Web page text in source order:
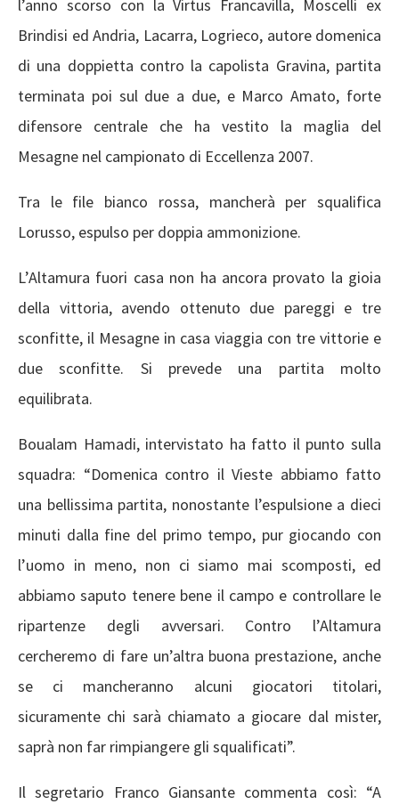
l’anno scorso con la Virtus Francavilla, Moscelli ex
Brindisi ed Andria, Lacarra, Logrieco, autore domenica
di una doppietta contro la capolista Gravina, partita
terminata poi sul due a due, e Marco Amato, forte
difensore centrale che ha vestito la maglia del
Mesagne nel campionato di Eccellenza 2007.
Tra le file bianco rossa, mancherà per squalifica
Lorusso, espulso per doppia ammonizione.
L’Altamura fuori casa non ha ancora provato la gioia
della vittoria, avendo ottenuto due pareggi e tre
sconfitte, il Mesagne in casa viaggia con tre vittorie e
due sconfitte. Si prevede una partita molto
equilibrata.
Boualam Hamadi, intervistato ha fatto il punto sulla
squadra: “Domenica contro il Vieste abbiamo fatto
una bellissima partita, nonostante l’espulsione a dieci
minuti dalla fine del primo tempo, pur giocando con
l’uomo in meno, non ci siamo mai scomposti, ed
abbiamo saputo tenere bene il campo e controllare le
ripartenze degli avversari. Contro l’Altamura
cercheremo di fare un’altra buona prestazione, anche
se ci mancheranno alcuni giocatori titolari,
sicuramente chi sarà chiamato a giocare dal mister,
saprà non far rimpiangere gli squalificati”.
Il segretario Franco Giansante commenta così: “A